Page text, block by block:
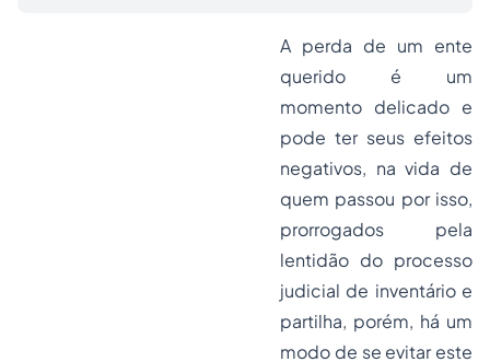
A perda de um ente
querido é um
momento delicado e
pode ter seus efeitos
negativos, na vida de
quem passou por isso,
prorrogados pela
lentidão do processo
judicial de inventário e
partilha, porém, há um
modo de se evitar este